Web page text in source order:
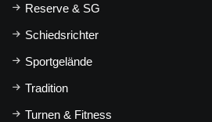
Reserve & SG
Schiedsrichter
Sportgelände
Tradition
Turnen & Fitness